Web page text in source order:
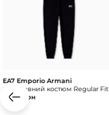
EA7 Emporio Armani
Спортивний костюм Regular Fit
11 860 грн